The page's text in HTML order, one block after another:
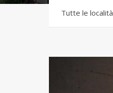
Tutte le località